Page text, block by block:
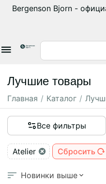
Bergenson Bjorn -
Лучшие товары
Главная / Каталог /
Все фильтры
Atelier Сбросить
Новинки выше